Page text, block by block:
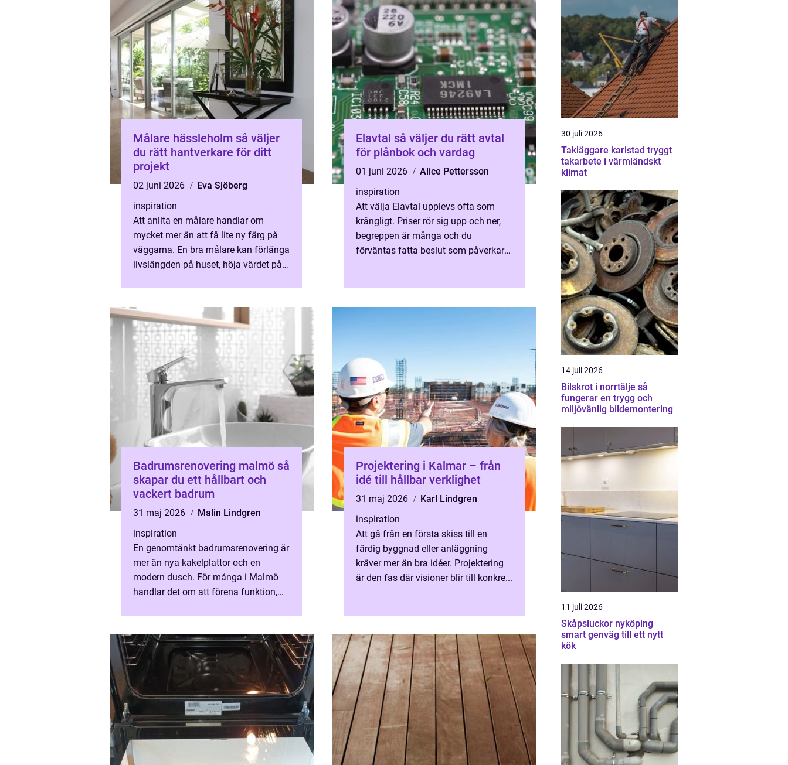
Målare hässleholm så väljer
du rätt hantverkare för ditt
projekt
02 juni 2026
Eva Sjöberg
inspiration
Att anlita en målare handlar om
mycket mer än att få lite ny färg på
väggarna. En bra målare kan förlänga
livslängden på huset, höja värdet på
Elavtal så väljer du rätt avtal
för plånbok och vardag
01 juni 2026
Alice Pettersson
inspiration
Att välja Elavtal upplevs ofta som
krångligt. Priser rör sig upp och ner,
begreppen är många och du
förväntas fatta beslut som påverkar
Badrumsrenovering malmö så
skapar du ett hållbart och
vackert badrum
31 maj 2026
Malin Lindgren
inspiration
En genomtänkt badrumsrenovering är
mer än nya kakelplattor och en
modern dusch. För många i Malmö
handlar det om att förena funktion,
Projektering i Kalmar – från
idé till hållbar verklighet
31 maj 2026
Karl Lindgren
inspiration
Att gå från en första skiss till en
färdig byggnad eller anläggning
kräver mer än bra idéer. Projektering
är den fas där visioner blir till konkre...
30 juli 2026
Takläggare karlstad tryggt
takarbete i värmländskt
klimat
14 juli 2026
Bilskrot i norrtälje så
fungerar en trygg och
miljövänlig bildemontering
11 juli 2026
Skåpsluckor nyköping
smart genväg till ett nytt
kök